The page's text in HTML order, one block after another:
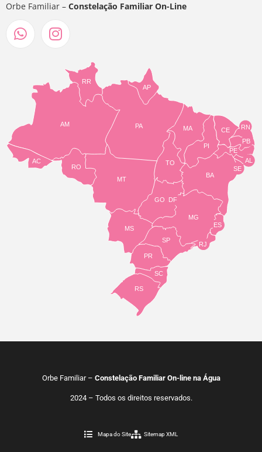
Orbe Familiar – Constelação Familiar On-Line
TO
BA
SE
PE
AL
RN
CE
PI
MA
AP
PA
RR
AM
AC
RO
MT
MS
GO
PR
SC
RS
SP
MG
RJ
ES
DF
PB
Orbe Familiar – Constelação Familiar On-line na Água
2024 – Todos os direitos reservados.
Mapa do Site Sitemap XML